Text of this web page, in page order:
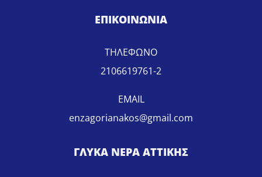
ΕΠΙΚΟΙΝΩΝΙΑ
ΤΗΛΕΦΩΝΟ
2106619761-2
EMAIL
enzagorianakos@gmail.com
ΓΛΥΚΑ ΝΕΡΑ ΑΤΤΙΚΗΣ